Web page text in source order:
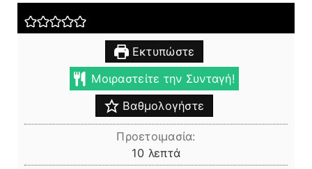
Εκτυπώστε
Μοιραστείτε την Συνταγή!
Βαθμολογήστε
Προετοιμασία:
10 λεπτά
λεπτά